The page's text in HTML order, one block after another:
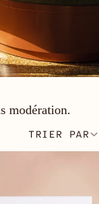
modération.
TRIER PAR